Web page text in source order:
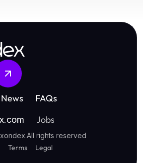
News FAQs
Jobs
.All rights reserved
Terms Legal